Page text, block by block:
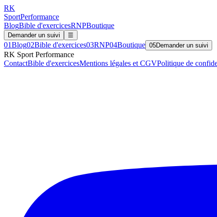
RK
SportPerformance
BlogBible d'exercicesRNPBoutique
Demander un suivi ☰
01Blog02Bible d'exercices03RNP04Boutique 05Demander un suivi
RK Sport Performance
ContactBible d'exercicesMentions légales et CGVPolitique de